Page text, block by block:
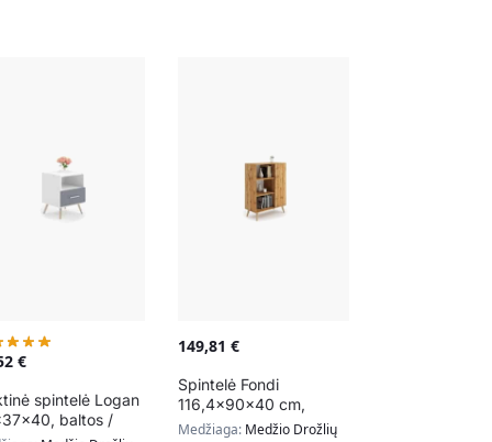
€
spintelė Logan
baltos /
149,81 €
Spintelė Fondi
116,4x90x40 cm,
natūralios medžio
Medžiaga: Medžio Drožlių